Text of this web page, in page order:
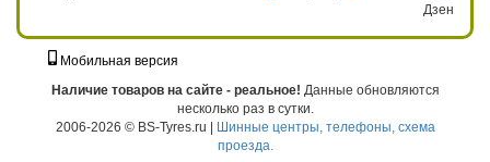
Дзен
Мобильная версия
Наличие товаров на сайте - реальное! Данные обновляются
несколько раз в сутки.
2006-2026 © BS-Tyres.ru | Шинные центры, телефоны, схема
проезда.